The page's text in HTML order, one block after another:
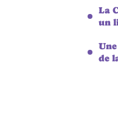
La
un
de